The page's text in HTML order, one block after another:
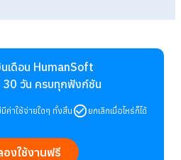
นเดือน HumanSoft
30 วัน ครบทุกฟังก์ชัน
มีค่าใช้จ่ายใดๆ ทั้งสิ้น ยกเลิกเมื่อไหร่ก็ได้
องใช้งานฟรี